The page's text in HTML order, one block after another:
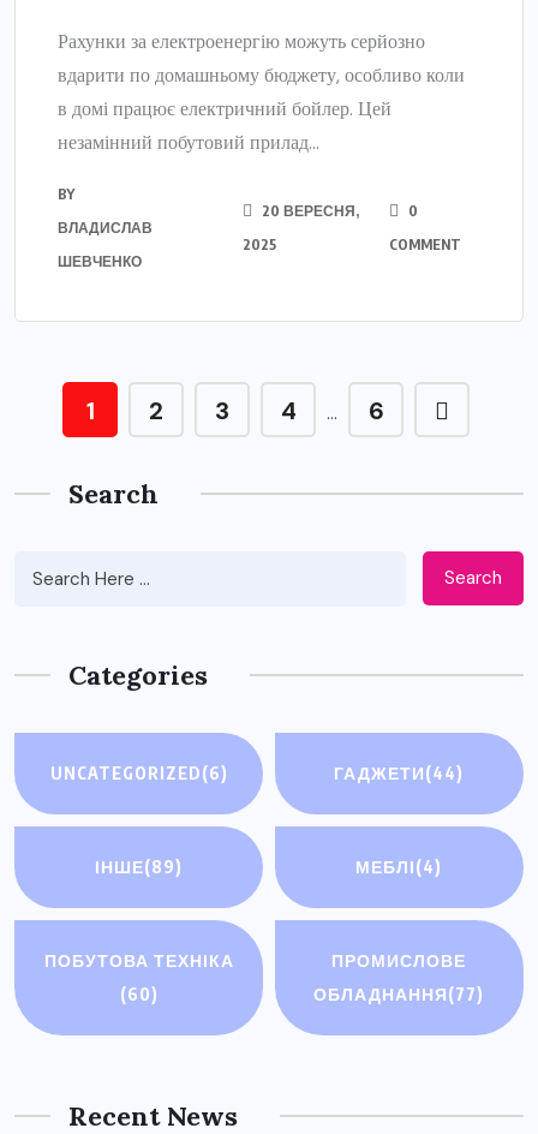
Рахунки за електроенергію можуть серйозно
вдарити по домашньому бюджету, особливо коли
в домі працює електричний бойлер. Цей
незамінний побутовий прилад...
BY
ВЛАДИСЛАВ
ШЕВЧЕНКО
20 ВЕРЕСНЯ,
2025
0
COMMENT
1 2 3 4 … 6
Search
Search
Categories
UNCATEGORIZED(6) ГАДЖЕТИ(44)
ІНШЕ(89) МЕБЛІ(4)
ПОБУТОВА ТЕХНІКА
(60)
ПРОМИСЛОВЕ
ОБЛАДНАННЯ(77)
Recent News